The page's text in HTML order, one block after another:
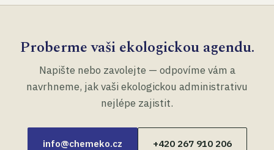
Proberme vaši ekologickou agendu.
Napište nebo zavolejte — odpovíme vám a
navrhneme, jak vaši ekologickou administrativu
nejlépe zajistit.
info@chemeko.cz +420 267 910 206